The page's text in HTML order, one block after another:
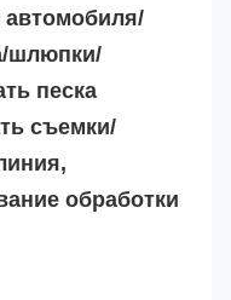
шлюпки/
песка
съемки/
обработки